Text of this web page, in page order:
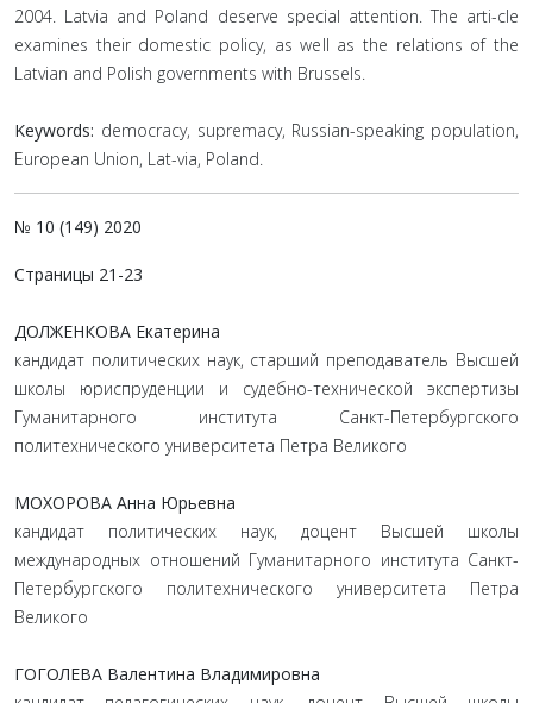
2004. Latvia and Poland deserve special attention. The arti-cle
examines their domestic policy, as well as the relations of the
Latvian and Polish governments with Brussels.
Keywords: democracy, supremacy, Russian-speaking population,
European Union, Lat-via, Poland.
№ 10 (149) 2020
Страницы 21-23
ДОЛЖЕНКОВА Екатерина
кандидат политических наук, старший преподаватель Высшей
школы юриспруденции и судебно-технической экспертизы
Гуманитарного института Санкт-Петербургского
политехнического университета Петра Великого
МОХОРОВА Анна Юрьевна
кандидат политических наук, доцент Высшей школы
международных отношений Гуманитарного института Санкт-
Петербургского политехнического университета Петра
Великого
ГОГОЛЕВА Валентина Владимировна